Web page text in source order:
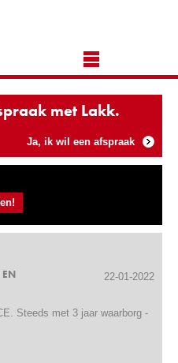
met Lakk.
Ja, ik wil een afspraak
22-01-2022
EN
Steeds met 3 jaar waarborg -